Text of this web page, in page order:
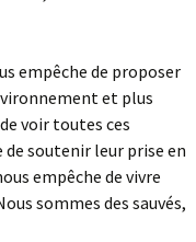
empêche de proposer
et plus
voir toutes ces
de soutenir leur prise en
empêche de vivre
sommes des sauvés,